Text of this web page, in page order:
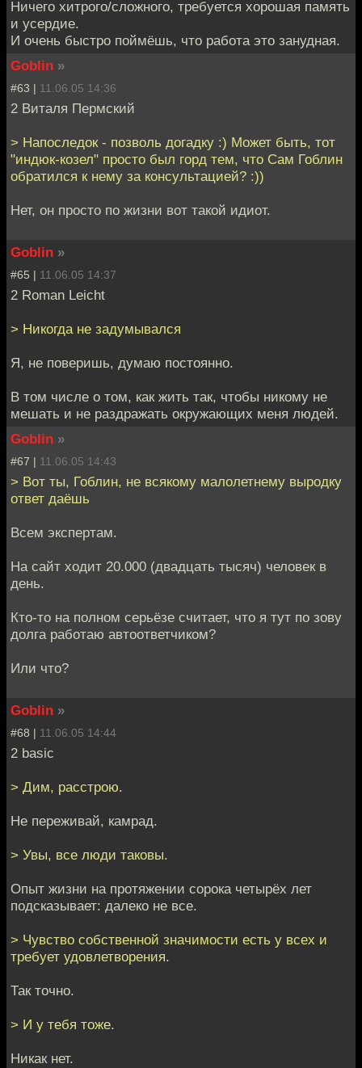
Ничего хитрого/сложного, требуется хорошая память
и усердие.
И очень быстро поймёшь, что работа это занудная.
Goblin »
#63 | 11.06.05 14:36
2 Виталя Пермский
> Напоследок - позволь догадку :) Может быть, тот
"индюк-козел" просто был горд тем, что Сам Гоблин
обратился к нему за консультацией? :))
Нет, он просто по жизни вот такой идиот.
Goblin »
#65 | 11.06.05 14:37
2 Roman Leicht
> Никогда не задумывался
Я, не поверишь, думаю постоянно.
В том числе о том, как жить так, чтобы никому не
мешать и не раздражать окружающих меня людей.
Goblin »
#67 | 11.06.05 14:43
> Вот ты, Гоблин, не всякому малолетнему выродку
ответ даёшь
Всем экспертам.
На сайт ходит 20.000 (двадцать тысяч) человек в
день.
Кто-то на полном серьёзе считает, что я тут по зову
долга работаю автоответчиком?
Или что?
Goblin »
#68 | 11.06.05 14:44
2 basic
> Дим, расстрою.
Не переживай, камрад.
> Увы, все люди таковы.
Опыт жизни на протяжении сорока четырёх лет
подсказывает: далеко не все.
> Чувство собственной значимости есть у всех и
требует удовлетворения.
Так точно.
> И у тебя тоже.
Никак нет.